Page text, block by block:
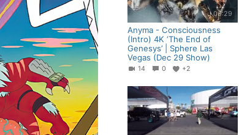
06:29
Anyma - Consciousness
(Intro) 4K ‘The End of
Genesys’ | Sphere Las
Vegas (Dec 29 Show)
14 0 +2